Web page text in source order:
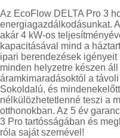
Az EcoFlow DELTA Pro 3
energiagazdálkodásunkat.
akár 4 kW-os
kapacitásával mind a
ipari berendezések
minden helyzetre készen
áramkimaradásoktól a
Sokoldalú, és
nélkülözhetetlenné teszi a
otthonokban. Az 5 év
3 Pro tartósságában és
róla saját szemével!